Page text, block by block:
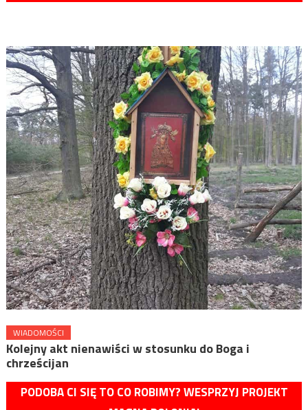
WIADOMOŚCI
Kolejny akt nienawiści w stosunku do Boga i
chrześcijan
PODOBA CI SIĘ TO CO ROBIMY? WESPRZYJ PROJEKT